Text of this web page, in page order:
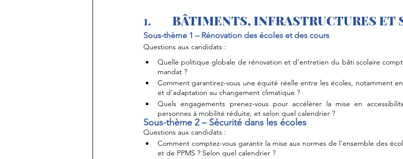
1. BÂTIMENTS, INFRASTRUCTURES ET
Sous-thème 1 – Rénovation des écoles et des cours
Questions aux candidats :
Quelle politique globale de rénovation et d’entretien du bâti scolaire
mandat ?
Comment garantirez-vous une équité réelle entre les écoles, notamment
et d’adaptation au changement climatique ?
Quels engagements prenez-vous pour accélérer la mise en
personnes à mobilité réduite, et selon quel calendrier ?
Sous-thème 2 – Sécurité dans les écoles
Questions aux candidats :
Comment comptez-vous garantir la mise aux normes de l’ensemble des
et de PPMS ? Selon quel calendrier ?